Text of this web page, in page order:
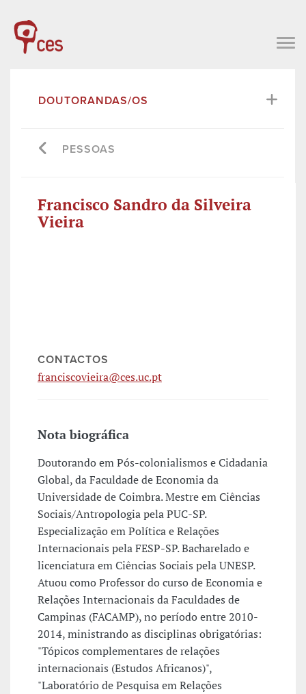
DOUTORANDAS/OS
PESSOAS
Francisco Sandro da Silveira
Vieira
CONTACTOS
franciscovieira@ces.uc.pt
Nota biográfica
Doutorando em Pós-colonialismos e Cidadania
Global, da Faculdade de Economia da
Universidade de Coimbra. Mestre em Ciências
Sociais/Antropologia pela PUC-SP.
Especialização em Política e Relações
Internacionais pela FESP-SP. Bacharelado e
licenciatura em Ciências Sociais pela UNESP.
Atuou como Professor do curso de Economia e
Relações Internacionais da Faculdades de
Campinas (FACAMP), no período entre 2010-
2014, ministrando as disciplinas obrigatórias:
"Tópicos complementares de relações
internacionais (Estudos Africanos)",
"Laboratório de Pesquisa em Relações